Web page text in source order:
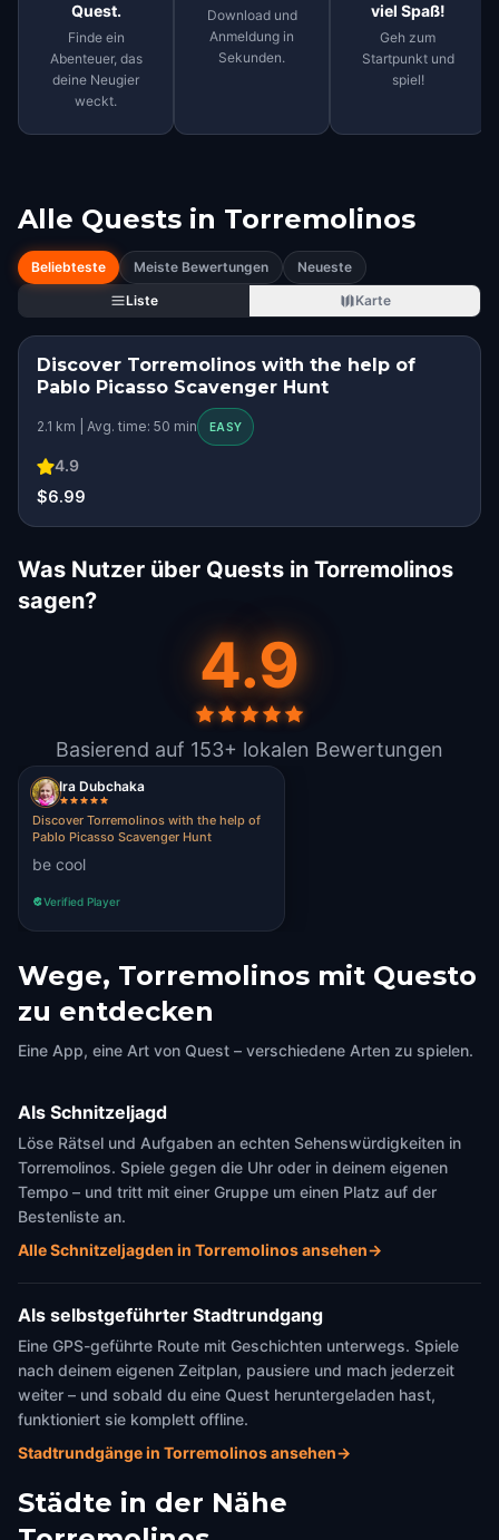
Quest.
Finde ein
Abenteuer, das
deine Neugier
weckt.
Download und
Anmeldung in
Sekunden.
viel Spaß!
Geh zum
Startpunkt und
spiel!
Alle Quests in Torremolinos
Beliebteste Meiste Bewertungen
Neueste
Liste
Karte
Discover Torremolinos with the help of
Pablo Picasso Scavenger Hunt
2.1 km | Avg. time: 50 min EASY
4.9
$6.99
Was Nutzer über Quests in Torremolinos
sagen?
4.9
Basierend auf 153+ lokalen Bewertungen
Ira Dubchaka
Discover Torremolinos with the help of
Pablo Picasso Scavenger Hunt
be cool
Verified Player
Wege, Torremolinos mit Questo
zu entdecken
Eine App, eine Art von Quest – verschiedene Arten zu spielen.
Als Schnitzeljagd
Löse Rätsel und Aufgaben an echten Sehenswürdigkeiten in
Torremolinos. Spiele gegen die Uhr oder in deinem eigenen
Tempo – und tritt mit einer Gruppe um einen Platz auf der
Bestenliste an.
Alle Schnitzeljagden in Torremolinos ansehen→
Als selbstgeführter Stadtrundgang
Eine GPS-geführte Route mit Geschichten unterwegs. Spiele
nach deinem eigenen Zeitplan, pausiere und mach jederzeit
weiter – und sobald du eine Quest heruntergeladen hast,
funktioniert sie komplett offline.
Stadtrundgänge in Torremolinos ansehen→
Städte in der Nähe